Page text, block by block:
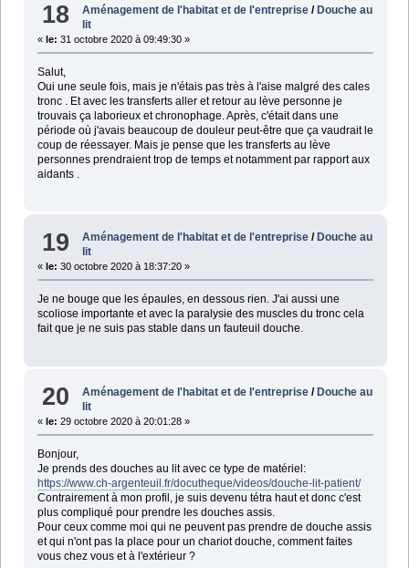
18 Aménagement de l'habitat et de l'entreprise /Douche au
lit
« le: 31 octobre 2020 à 09:49:30 »
Salut,
Oui une seule fois, mais je n'étais pas très à l'aise malgré des cales
tronc . Et avec les transferts aller et retour au lève personne je
trouvais ça laborieux et chronophage. Après, c'était dans une
période où j'avais beaucoup de douleur peut-être que ça vaudrait le
coup de réessayer. Mais je pense que les transferts au lève
personnes prendraient trop de temps et notamment par rapport aux
aidants .
19 Aménagement de l'habitat et de l'entreprise / Douche au
lit
« le: 30 octobre 2020 à 18:37:20 »
Je ne bouge que les épaules, en dessous rien. J'ai aussi une
scoliose importante et avec la paralysie des muscles du tronc cela
fait que je ne suis pas stable dans un fauteuil douche.
20 Aménagement de l'habitat et de l'entreprise /Douche au
lit
« le: 29 octobre 2020 à 20:01:28 »
Bonjour,
Je prends des douches au lit avec ce type de matériel:
https://www.ch-argenteuil.fr/docutheque/videos/douche-lit-patient/
Contrairement à mon profil, je suis devenu tétra haut et donc c'est
plus compliqué pour prendre les douches assis.
Pour ceux comme moi qui ne peuvent pas prendre de douche assis
et qui n'ont pas la place pour un chariot douche, comment faites
vous chez vous et à l'extérieur ?